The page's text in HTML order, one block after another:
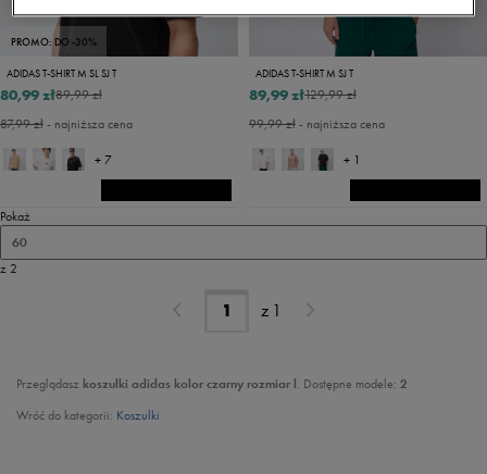
PROMO: DO -30%
ADIDAS T-SHIRT M SL SJ T
89,99 zł
80,99 zł
87,99 zł- najniższa cena
+ 7
ADIDAS T-SHIRT M SJ T
129,99 zł
89,99 zł
99,99 zł- najniższa cena
+ 1
Pokaż
60
z 2
z 1
Przeglądasz koszulki adidas kolor czarny rozmiar l. Dostępne modele: 2
Wróć do kategorii: Koszulki